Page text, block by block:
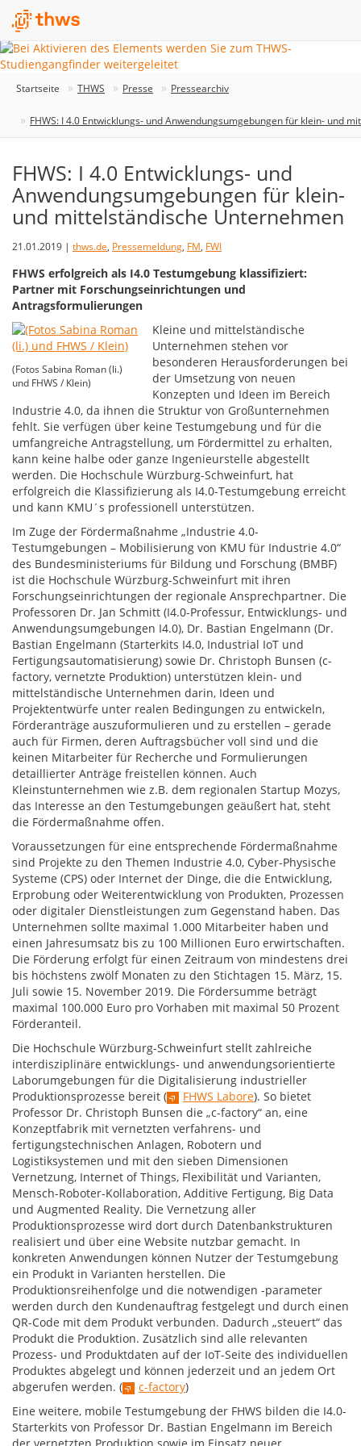
Startseite THWS Presse Pressearchiv
FHWS: I 4.0 Entwicklungs- und Anwendungsumgebungen für klein- und
FHWS: I 4.0 Entwicklungs- und
Anwendungsumgebungen für klein-
und mittelständische Unternehmen
21.01.2019 | thws.de, Pressemeldung, FM, FWI
FHWS erfolgreich als I4.0 Testumgebung klassifiziert:
Partner mit Forschungseinrichtungen und
Antragsformulierungen
(Fotos Sabina Roman (li.)
und FHWS / Klein)
Kleine und mittelständische
Unternehmen stehen vor
besonderen Herausforderungen bei
der Umsetzung von neuen
Konzepten und Ideen im Bereich
Industrie 4.0, da ihnen die Struktur von Großunternehmen
fehlt. Sie verfügen über keine Testumgebung und für die
umfangreiche Antragstellung, um Fördermittel zu erhalten,
kann keine halbe oder ganze Ingenieurstelle abgestellt
werden. Die Hochschule Würzburg-Schweinfurt, hat
erfolgreich die Klassifizierung als I4.0-Testumgebung erreicht
und kann KMU´s professionell unterstützen.
Im Zuge der Fördermaßnahme „Industrie 4.0-
Testumgebungen – Mobilisierung von KMU für Industrie 4.0“
des Bundesministeriums für Bildung und Forschung (BMBF)
ist die Hochschule Würzburg-Schweinfurt mit ihren
Forschungseinrichtungen der regionale Ansprechpartner. Die
Professoren Dr. Jan Schmitt (I4.0-Professur, Entwicklungs- und
Anwendungsumgebungen I4.0), Dr. Bastian Engelmann (Dr.
Bastian Engelmann (Starterkits I4.0, Industrial IoT und
Fertigungsautomatisierung) sowie Dr. Christoph Bunsen (c-
factory, vernetzte Produktion) unterstützen klein- und
mittelständische Unternehmen darin, Ideen und
Projektentwürfe unter realen Bedingungen zu entwickeln,
Förderanträge auszuformulieren und zu erstellen – gerade
auch für Firmen, deren Auftragsbücher voll sind und die
keinen Mitarbeiter für Recherche und Formulierungen
detaillierter Anträge freistellen können. Auch
Kleinstunternehmen wie z.B. dem regionalen Startup Mozys,
das Interesse an den Testumgebungen geäußert hat, steht
die Fördermaßnahme offen.
Voraussetzungen für eine entsprechende Fördermaßnahme
sind Projekte zu den Themen Industrie 4.0, Cyber-Physische
Systeme (CPS) oder Internet der Dinge, die die Entwicklung,
Erprobung oder Weiterentwicklung von Produkten, Prozessen
oder digitaler Dienstleistungen zum Gegenstand haben. Das
Unternehmen sollte maximal 1.000 Mitarbeiter haben und
einen Jahresumsatz bis zu 100 Millionen Euro erwirtschaften.
Die Förderung erfolgt für einen Zeitraum von mindestens drei
bis höchstens zwölf Monaten zu den Stichtagen 15. März, 15.
Juli sowie 15. November 2019. Die Fördersumme beträgt
maximal 100.000 Euro pro Vorhaben mit maximal 50 Prozent
Förderanteil.
Die Hochschule Würzburg-Schweinfurt stellt zahlreiche
interdisziplinäre entwicklungs- und anwendungsorientierte
Laborumgebungen für die Digitalisierung industrieller
Produktionsprozesse bereit (
FHWS Labore). So bietet
Professor Dr. Christoph Bunsen die „c-factory“ an, eine
Konzeptfabrik mit vernetzten verfahrens- und
fertigungstechnischen Anlagen, Robotern und
Logistiksystemen und mit den sieben Dimensionen
Vernetzung, Internet of Things, Flexibilität und Varianten,
Mensch-Roboter-Kollaboration, Additive Fertigung, Big Data
und Augmented Reality. Die Vernetzung aller
Produktionsprozesse wird dort durch Datenbankstrukturen
realisiert und über eine Website nutzbar gemacht. In
konkreten Anwendungen können Nutzer der Testumgebung
ein Produkt in Varianten herstellen. Die
Produktionsreihenfolge und die notwendigen -parameter
werden durch den Kundenauftrag festgelegt und durch einen
QR-Code mit dem Produkt verbunden. Dadurch „steuert“ das
Produkt die Produktion. Zusätzlich sind alle relevanten
Prozess- und Produktdaten auf der IoT-Seite des individuellen
Produktes abgelegt und können jederzeit und an jedem Ort
abgerufen werden. (
c-factory)
Eine weitere, mobile Testumgebung der FHWS bilden die I4.0-
Starterkits von Professor Dr. Bastian Engelmann im Bereich